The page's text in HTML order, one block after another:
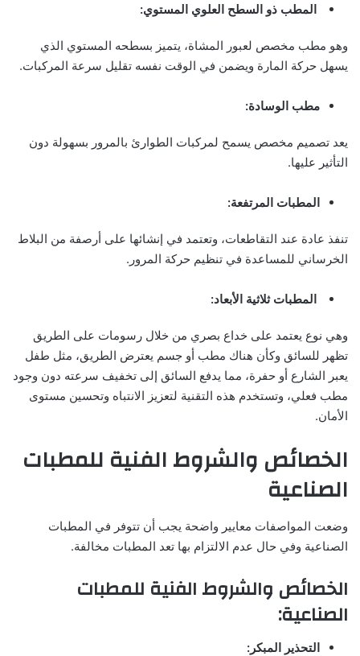
المطب ذو السطح العلوي المستوي:
وهو مطب مخصص لعبور المشاة، يتميز بسطحه المستوي الذي
يسهل حركة المارة ويضمن في الوقت نفسه تقليل سرعة المركبات.
مطب الوسادة:
يعد تصميم مخصص يسمح لمركبات الطوارئ بالمرور بسهولة دون
التأثير عليها.
المطبات المرتفعة:
تنفذ عادة عند التقاطعات، وتعتمد في إنشائها على أرصفة من البلاط
الخرساني للمساعدة في تنظيم حركة المرور.
المطبات ثلاثية الأبعاد:
وهي نوع يعتمد على خداع بصري من خلال رسومات على الطريق
تظهر للسائق وكأن هناك مطب أو جسم يعترض الطريق، مثل طفل
يعبر الشارع أو حفرة، مما يدفع السائق إلى تخفيف سرعته دون وجود
مطب فعلي، وتستخدم هذه التقنية لتعزيز الانتباه وتحسين مستوى
الأمان.
الخصائص والشروط الفنية للمطبات
الصناعية
وضعت المواصفات معايير واضحة يجب أن تتوفر في المطبات
الصناعية وفي حال عدم الالتزام بها تعد المطبات مخالفة.
الخصائص والشروط الفنية للمطبات
الصناعية:
التحذير المبكر: